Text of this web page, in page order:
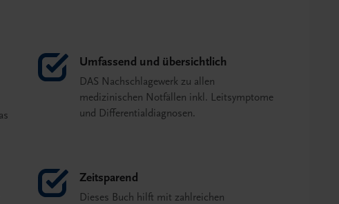
Umfassend und übersichtlich
DAS Nachschlagewerk zu allen
medizinischen Notfällen inkl. Leitsymptome
und Differentialdiagnosen.
Zeitsparend
Dieses Buch hilft mit zahlreichen